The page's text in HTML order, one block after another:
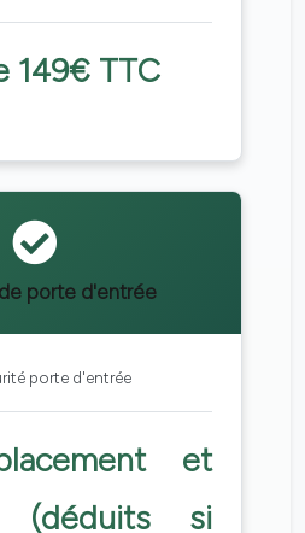
149€ TTC
porte d'entrée
porte d'entrée
et
(déduits si